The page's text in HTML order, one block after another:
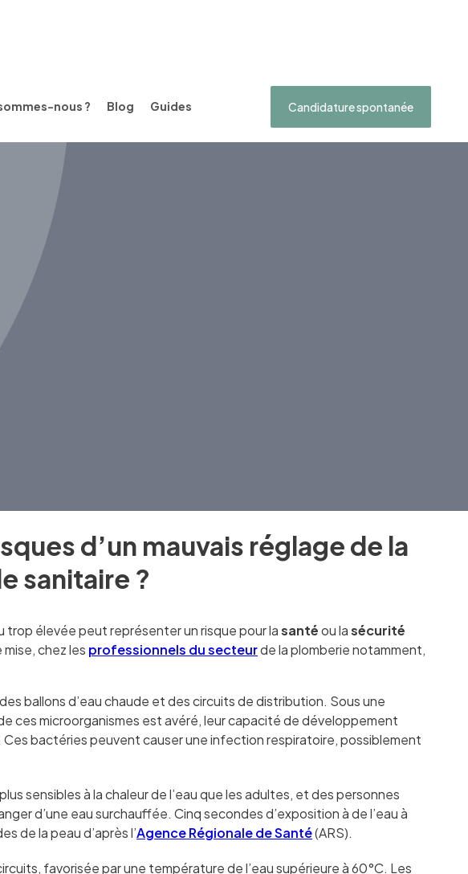
nous ? Blog Guides Candidature spontanée
d’un mauvais réglage de la
sanitaire ?
trop élevée peut représenter un risque pour lasantéou lasécurité
chez les professionnels du secteurde la plomberie notamment,
ballons d’eau chaude et des circuits de distribution. Sous une
ces microorganismes est avéré, leur capacité de développement
bactéries peuvent causer une infection respiratoire, possiblement
sensibles à la chaleur de l’eau que les adultes, et des personnes
d’une eau surchauffée. Cinq secondes d’exposition à de l’eau à
de la peau d’après l’Agence Régionale de Santé(ARS).
favorisée par une température de l’eau supérieure à 60°C. Les